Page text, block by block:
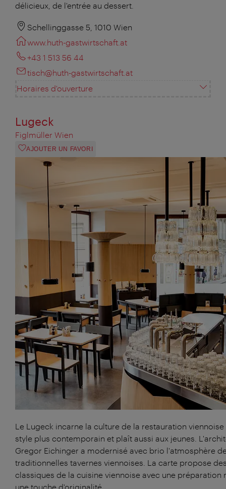
délicieux, de l'entrée au dessert.
Schellinggasse 5, 1010 Wien
www.huth-gastwirtschaft.at
+43 1 513 56 44
tisch@huth-gastwirtschaft.at
Horaires d'ouverture
Lugeck
Figlmüller Wien
AJOUTER UN FAVORI
Le Lugeck incarne la culture de la restauration viennoise
style plus contemporain et plaît aussi aux jeunes.
Gregor Eichinger a modernisé avec brio l'atmosphère
traditionnelles tavernes viennoises. La carte propose
classiques de la cuisine viennoise avec une préparation
une touche d'originalité.